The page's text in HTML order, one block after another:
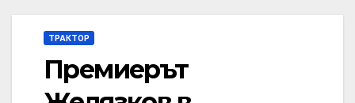
ТРАКТОР
Премиерът